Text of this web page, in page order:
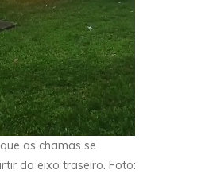
as chamas se
do eixo traseiro. Foto: